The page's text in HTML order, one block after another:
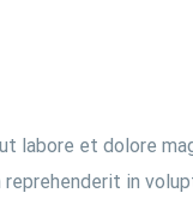
et dolore
in